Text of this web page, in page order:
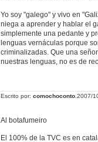
Yo soy "galego" y vivo en
niega a aprender y hablar el
simplemente una pedante y
lenguas vernáculas porque
criminalizadas. Que una
nuestras lenguas, no es de
Escrito por: comochoconto .2007/
Al botafumeiro
El 100% de la TVC es en